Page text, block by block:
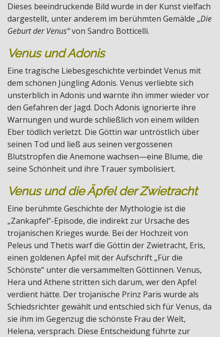
Dieses beeindruckende Bild wurde in der Kunst vielfach
dargestellt, unter anderem im berühmten Gemälde „Die
Geburt der Venus“von Sandro Botticelli.
Venus und Adonis
Eine tragische Liebesgeschichte verbindet Venus mit
dem schönen Jüngling Adonis. Venus verliebte sich
unsterblich in Adonis und warnte ihn immer wieder vor
den Gefahren der Jagd. Doch Adonis ignorierte ihre
Warnungen und wurde schließlich von einem wilden
Eber tödlich verletzt. Die Göttin war untröstlich über
seinen Tod und ließ aus seinen vergossenen
Blutstropfen die Anemone wachsen—eine Blume, die
seine Schönheit und ihre Trauer symbolisiert.
Venus und die Äpfel der Zwietracht
Eine berühmte Geschichte der Mythologie ist die
„Zankapfel“-Episode, die indirekt zur Ursache des
trojanischen Krieges wurde. Bei der Hochzeit von
Peleus und Thetis warf die Göttin der Zwietracht, Eris,
einen goldenen Apfel mit der Aufschrift „Für die
Schönste“ unter die versammelten Göttinnen. Venus,
Hera und Athene stritten sich darum, wer den Apfel
verdient hätte. Der trojanische Prinz Paris wurde als
Schiedsrichter gewählt und entschied sich für Venus, da
sie ihm im Gegenzug die schönste Frau der Welt,
Helena, versprach. Diese Entscheidung führte zur